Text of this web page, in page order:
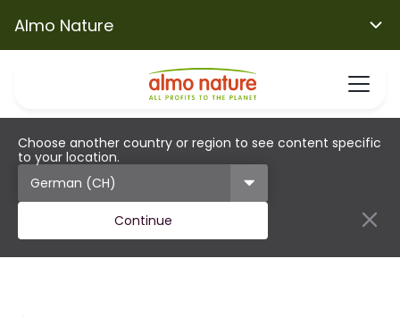
Almo Nature
Choose another country or region to see content specific
to your location.
Continue